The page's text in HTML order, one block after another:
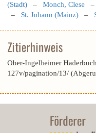
(Stadt) – Monch, Clese –
– St. Johann (Mainz) –
Zitierhinweis
Ober-Ingelheimer
127v/pagination/13/
Förderer